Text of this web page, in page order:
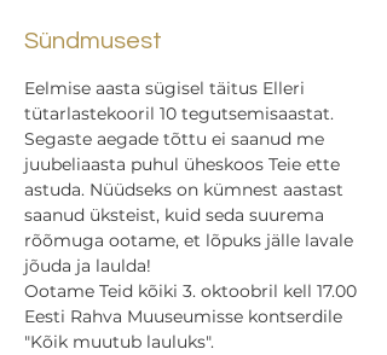
Sündmusest
Eelmise aasta sügisel täitus Elleri
tütarlastekooril 10 tegutsemisaastat.
Segaste aegade tõttu ei saanud me
juubeliaasta puhul üheskoos Teie ette
astuda. Nüüdseks on kümnest aastast
saanud üksteist, kuid seda suurema
rõõmuga ootame, et lõpuks jälle lavale
jõuda ja laulda!
Ootame Teid kõiki 3. oktoobril kell 17.00
Eesti Rahva Muuseumisse kontserdile
"Kõik muutub lauluks".